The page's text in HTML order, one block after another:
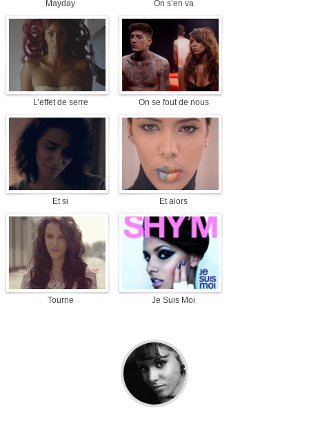
Mayday On s’en va
L’effet de serre On se fout de nous
Et si Et alors
Tourne Je Suis Moi